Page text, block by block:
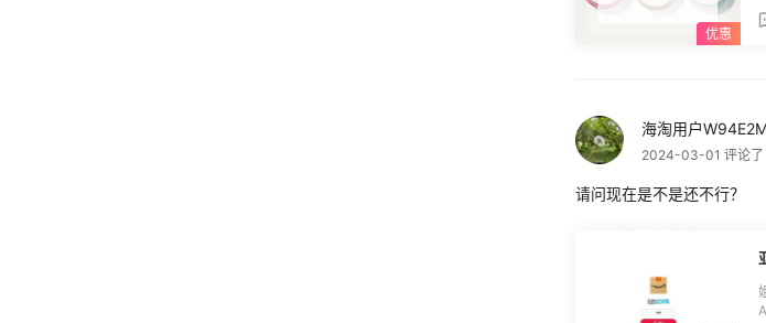
海淘用户
2024-03-01 评论了
请问现在是不是还不行？